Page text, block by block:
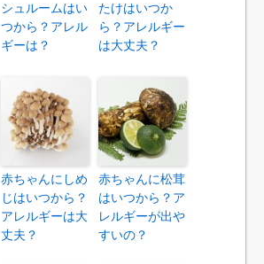
シュルームはい
つから？アレル
ギーは？
たけはいつか
ら？アレルギー
は大丈夫？
赤ちゃんにしめ
じはいつから？
アレルギーは大
丈夫？
赤ちゃんに松茸
はいつから？ア
レルギーが出や
すいの？